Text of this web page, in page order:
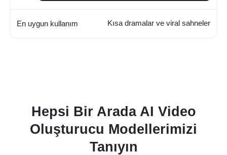
En uygun kullanım Kısa dramalar ve viral sahneler
Hepsi Bir Arada AI Video
Oluşturucu Modellerimizi
Tanıyın